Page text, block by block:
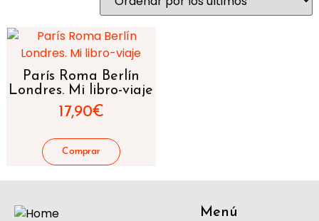
París Roma Berlín
Londres. Mi libro-viaje
17,90€
Menú